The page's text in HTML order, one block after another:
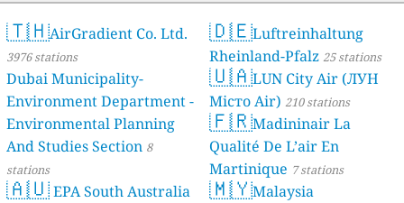
🇹🇭AirGradient Co. Ltd.
3976 stations
Dubai Municipality-
Environment Department -
Environmental Planning
And Studies Section 8
stations
🇦🇺EPA South Australia
🇩🇪Luftreinhaltung
Rheinland-Pfalz 25 stations
🇺🇦LUN City Air (ЛУН
Місто Air) 210 stations
🇫🇷Madininair La
Qualité De L’air En
Martinique 7 stations
🇲🇾Malaysia